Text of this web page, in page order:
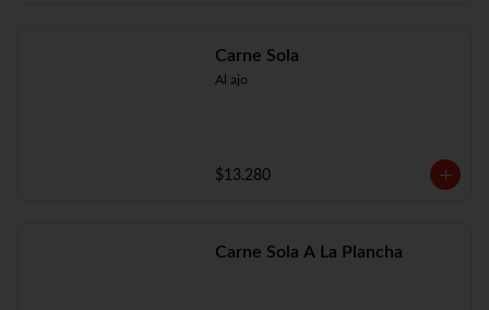
Carne Sola
Al ajo
$13.280
Carne Sola A La Plancha